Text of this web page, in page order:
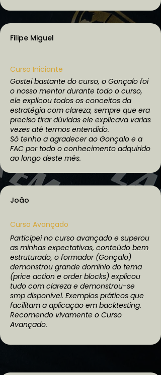
Filipe Miguel
Curso Iniciante
Gostei bastante do curso, o Gonçalo foi
o nosso mentor durante todo o curso,
ele explicou todos os conceitos da
estratégia com clareza, sempre que era
preciso tirar dúvidas ele explicava varias
vezes até termos entendido.
Só tenho a agradecer ao Gonçalo e a
FAC por todo o conhecimento adquirido
ao longo deste mês.
João
Curso Avançado
Participei no curso avançado e superou
as minhas expectativas, conteúdo bem
estruturado, o formador (Gonçalo)
demonstrou grande domínio do tema
(price action e order blocks) explicou
tudo com clareza e demonstrou-se
smp disponível. Exemplos práticos que
facilitam a aplicação em backtesting.
Recomendo vivamente o Curso
Avançado.